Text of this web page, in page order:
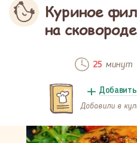
Куриное
на сковороде
25 минут
Добавили в